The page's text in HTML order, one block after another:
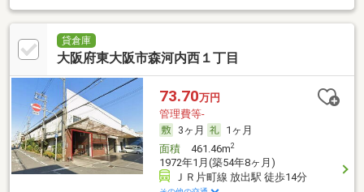
貸倉庫
大阪府東大阪市森河内西１丁目
73.70万円
管理費等-
3ヶ月
1ヶ月
面積461.46m2
1972年1月(築54年8ヶ月)
ＪＲ片町線 放出駅 徒歩14分